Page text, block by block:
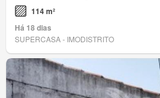
114 m²
Há 18 dias
SUPERCASA - IMODISTRITO